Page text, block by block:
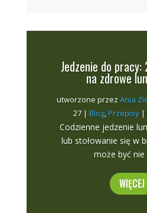
Jedzenie do
na zdrowe
utworzone przezAnia
27| Blog,Przepisy|
Codzienne jedzenie
lub stołowanie się w
może być nie
WIĘCEJ